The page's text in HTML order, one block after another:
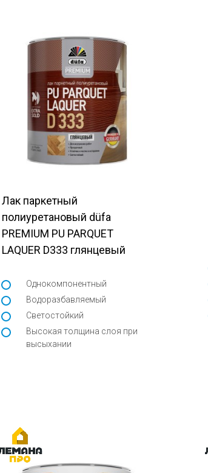
Лак паркетный
полиуретановый düfa
PREMIUM PU PARQUET
LAQUER D333 глянцевый
Однокомпонентный
Водоразбавляемый
Светостойкий
Высокая толщина слоя при
высыхании